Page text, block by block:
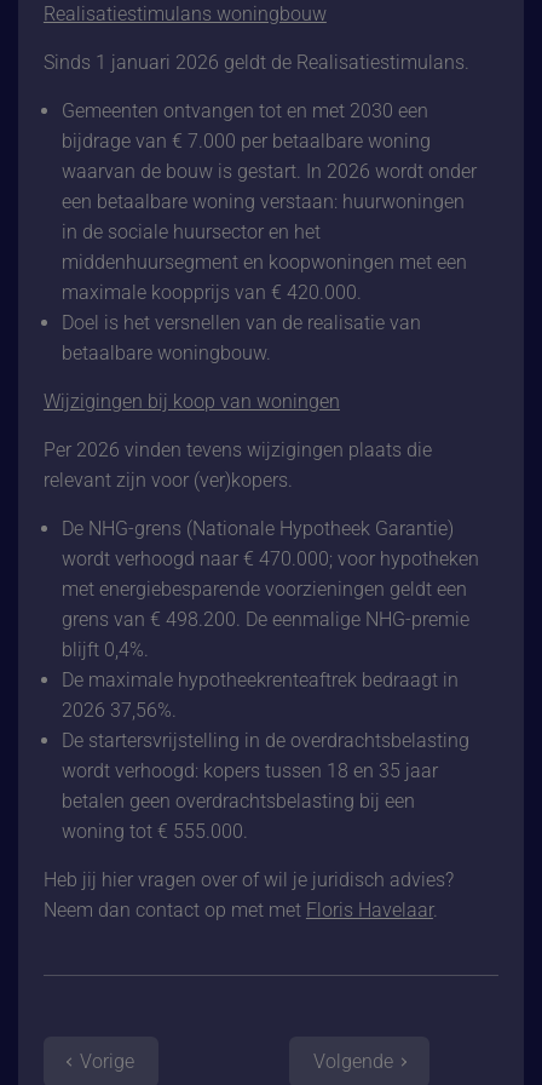
Realisatiestimulans woningbouw
Sinds 1 januari 2026 geldt de Realisatiestimulans.
Gemeenten ontvangen tot en met 2030 een
bijdrage van € 7.000 per betaalbare woning
waarvan de bouw is gestart. In 2026 wordt onder
een betaalbare woning verstaan: huurwoningen
in de sociale huursector en het
middenhuursegment en koopwoningen met een
maximale koopprijs van € 420.000.
Doel is het versnellen van de realisatie van
betaalbare woningbouw.
Wijzigingen bij koop van woningen
Per 2026 vinden tevens wijzigingen plaats die
relevant zijn voor (ver)kopers.
De NHG-grens (Nationale Hypotheek Garantie)
wordt verhoogd naar € 470.000; voor hypotheken
met energiebesparende voorzieningen geldt een
grens van € 498.200. De eenmalige NHG-premie
blijft 0,4%.
De maximale hypotheekrenteaftrek bedraagt in
2026 37,56%.
De startersvrijstelling in de overdrachtsbelasting
wordt verhoogd: kopers tussen 18 en 35 jaar
betalen geen overdrachtsbelasting bij een
woning tot € 555.000.
Heb jij hier vragen over of wil je juridisch advies?
Neem dan contact op met met Floris Havelaar.
Vorige Volgende